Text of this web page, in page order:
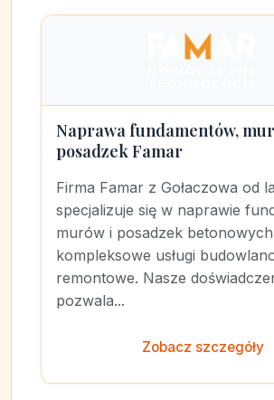
Naprawa fundamentów,
posadzek Famar
Firma Famar z Gołaczowa od
specjalizuje się w naprawie
murów i posadzek
kompleksowe usługi
remontowe. Nasze
pozwala...
Zobacz szczegóły